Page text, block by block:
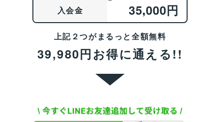
入会金 35,000円
上記２つがまるっと全額無料
39,980円お得に通える!!